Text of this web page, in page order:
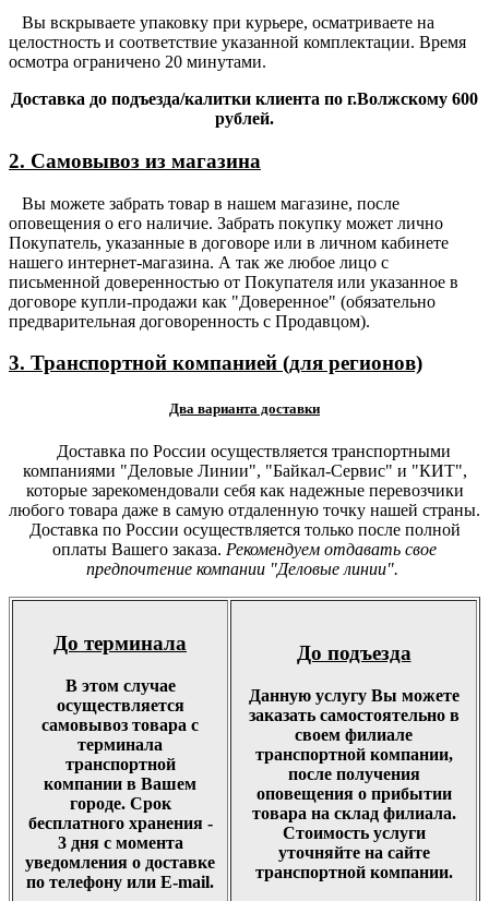
Вы вскрываете упаковку при курьере, осматриваете на
целостность и соответствие указанной комплектации. Время
осмотра ограничено 20 минутами.
Доставка до подъезда/калитки клиента по г.Волжскому 600
рублей.
2. Самовывоз из магазина
Вы можете забрать товар в нашем магазине, после
оповещения о его наличие. Забрать покупку может лично
Покупатель, указанные в договоре или в личном кабинете
нашего интернет-магазина. А так же любое лицо с
письменной доверенностью от Покупателя или указанное в
договоре купли-продажи как "Доверенное" (обязательно
предварительная договоренность с Продавцом).
3. Транспортной компанией (для регионов)
Два варианта доставки
Доставка по России осуществляется транспортными
компаниями "Деловые Линии", "Байкал-Сервис" и "КИТ",
которые зарекомендовали себя как надежные перевозчики
любого товара даже в самую отдаленную точку нашей страны.
Доставка по России осуществляется только после полной
оплаты Вашего заказа. Рекомендуем отдавать свое
предпочтение компании "Деловые линии".
До терминала
В этом случае
осуществляется
самовывоз товара с
терминала
транспортной
компании в Вашем
городе. Срок
бесплатного хранения -
3 дня с момента
уведомления о доставке
по телефону или E-mail.
До подъезда
Данную услугу Вы можете
заказать самостоятельно в
своем филиале
транспортной компании,
после получения
оповещения о прибытии
товара на склад филиала.
Стоимость услуги
уточняйте на сайте
транспортной компании.